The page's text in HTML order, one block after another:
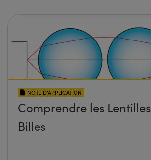
NOTE D’APPLICATION
Comprendre les Lentilles
Billes